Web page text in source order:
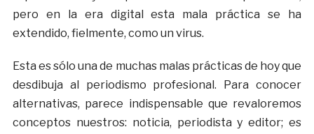
pero en la era digital esta mala práctica se ha
extendido, fielmente, como un virus.
Esta es sólo una de muchas malas prácticas de hoy que
desdibuja al periodismo profesional. Para conocer
alternativas, parece indispensable que revaloremos
conceptos nuestros: noticia, periodista y editor; es